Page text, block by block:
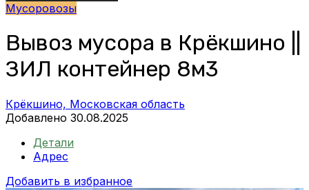
Мусоровозы
Вывоз мусора в Крёкшино ||
ЗИЛ контейнер 8м3
Крёкшино, Московская область
Добавлено 30.08.2025
Детали
Адрес
Добавить в избранное